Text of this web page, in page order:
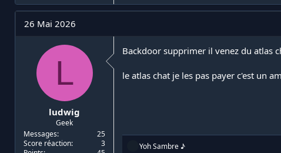
26 Mai 2026
L
ludwig
Geek
Messages
25
Score réaction
3
Backdoor supprimer il venez du atlas
le atlas chat je les pas payer c'est un
R
Yoh Sambre ♪